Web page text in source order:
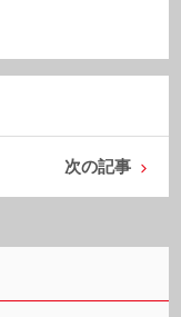
次の記事